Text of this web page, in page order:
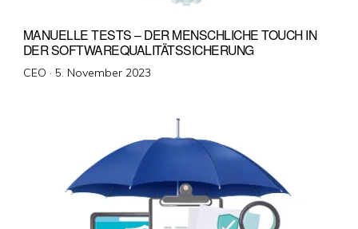
MANUELLE TESTS – DER MENSCHLICHE TOUCH IN
DER SOFTWAREQUALITÄTSSICHERUNG
CEO · Veröffentlicht
5. November 2023